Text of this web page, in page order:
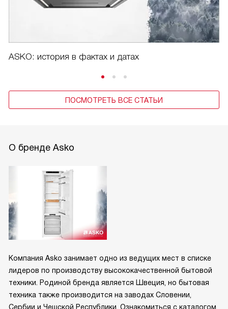
ASKO: история в фактах и датах
ПОСМОТРЕТЬ ВСЕ СТАТЬИ
О бренде Asko
Компания Asko занимает одно из ведущих мест в списке
лидеров по производству высококачественной бытовой
техники. Родиной бренда является Швеция, но бытовая
техника также производится на заводах Словении,
Сербии и Чешской Республики. Ознакомиться с каталогом